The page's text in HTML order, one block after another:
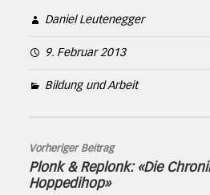
Daniel Leutenegger
9. Februar 2013
Bildung und Arbeit
Vorheriger Beitrag
Plonk & Replonk: «Die
Hoppedihop»